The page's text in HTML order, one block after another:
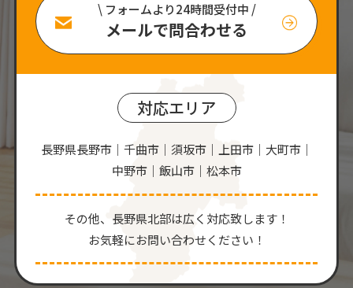
\ フォームより24時間受付中 /
メールで問合わせる
対応エリア
長野県長野市｜千曲市｜須坂市｜上田市｜大町市｜
中野市｜飯山市｜松本市
その他、⻑野県北部は広く対応致します！
お気軽にお問い合わせください！